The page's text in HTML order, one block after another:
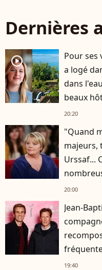
Dernières
player2
Pour ses
a logé
dans
beaux
20:20
"Quand
majeurs,
Urssaf...
s'est
20:00
Jean-
19:40